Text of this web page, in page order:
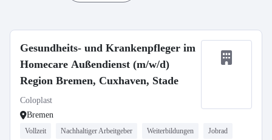
Gesundheits- und Krankenpfleger im
Homecare Außendienst (m/w/d)
Region Bremen, Cuxhaven, Stade
Coloplast
Bremen
Vollzeit Nachhaltiger Arbeitgeber Weiterbildungen Jobrad